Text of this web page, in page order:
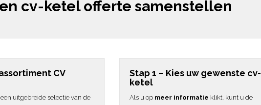
cv-ketel offerte samenstellen
CV
uitgebreide selectie van de
Stap 1 – Kies uw gewenste cv-
ketel
Als u op meer informatie klikt, kunt u de